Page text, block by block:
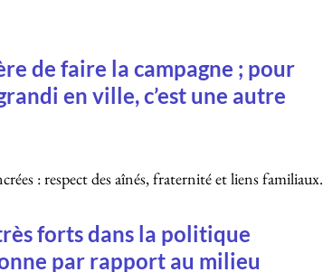
de faire la campagne ; pour
en ville, c’est une autre
: respect des aînés, fraternité et liens familiaux.
forts dans la politique
par rapport au milieu